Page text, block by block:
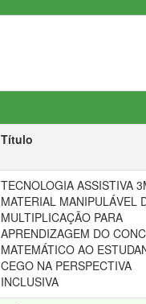
Título
TECNOLOGIA ASSISTIVA
MATERIAL MANIPULÁVEL
MULTIPLICAÇÃO PARA
APRENDIZAGEM DO
MATEMÁTICO AO
CEGO NA PERSPECTIVA
INCLUSIVA